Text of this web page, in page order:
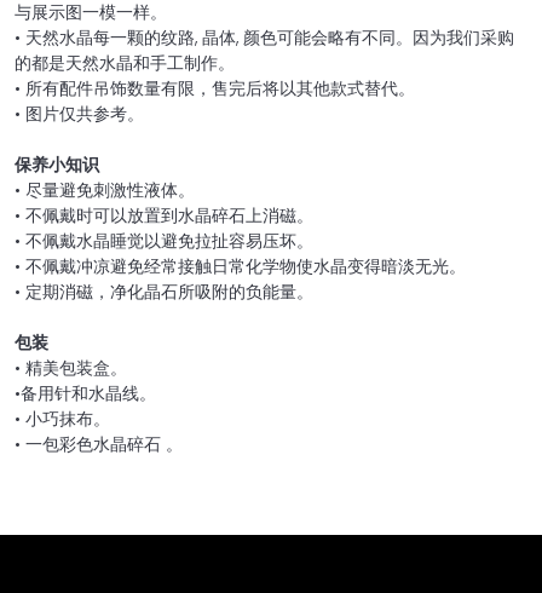
与展示图一模一样。
• 天然水晶每一颗的纹路, 晶体, 颜色可能会略有不同。因为我们采购
的都是天然水晶和手工制作。
• 所有配件吊饰数量有限，售完后将以其他款式替代。
• 图片仅共参考。
保养小知识
• 尽量避免刺激性液体。
• 不佩戴时可以放置到水晶碎石上消磁。
• 不佩戴水晶睡觉以避免拉扯容易压坏。
• 不佩戴冲凉避免经常接触日常化学物使水晶变得暗淡无光。
• 定期消磁，净化晶石所吸附的负能量。
包装
• 精美包装盒。
•备用针和水晶线。
• 小巧抹布。
• 一包彩色水晶碎石 。